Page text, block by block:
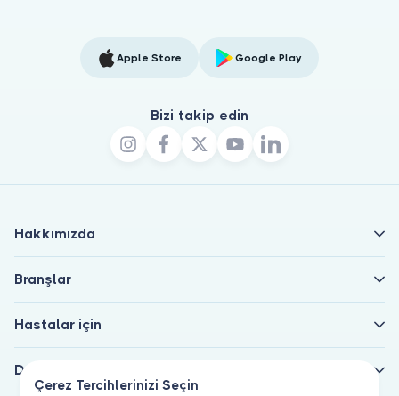
Çerez Tercihlerinizi Seçin
Apple Store Google Play
Bizi takip edin
Hakkımızda
Branşlar
Hastalar için
Doktorlar için